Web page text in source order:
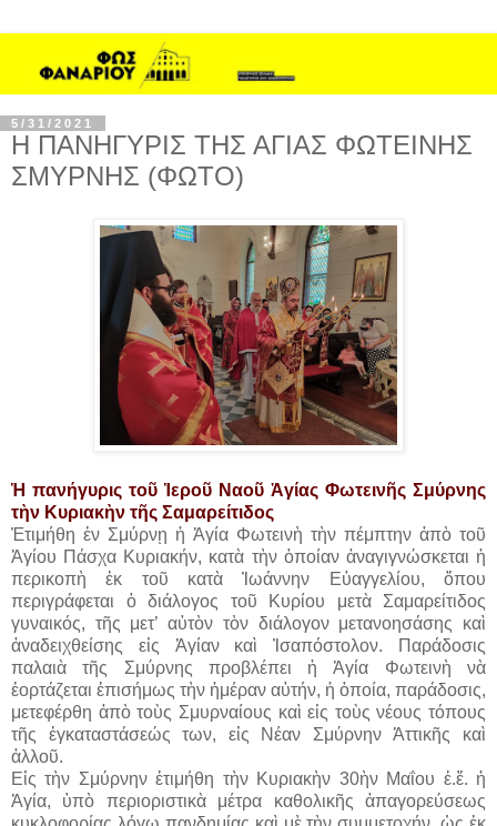
5/31/2021
Η ΠΑΝΗΓΥΡΙΣ ΤΗΣ ΑΓΙΑΣ ΦΩΤΕΙΝΗΣ
ΣΜΥΡΝΗΣ (ΦΩΤΟ)
Ἡ πανήγυρις τοῦ Ἱεροῦ Ναοῦ Ἁγίας Φωτεινῆς Σμύρνης
τὴν Κυριακὴν τῆς Σαμαρείτιδος
Ἐτιμήθη ἐν Σμύρνῃ ἡ Ἁγία Φωτεινὴ τὴν πέμπτην ἀπὸ τοῦ
Ἁγίου Πάσχα Κυριακήν, κατὰ τὴν ὁποίαν ἀναγιγνώσκεται ἡ
περικοπὴ ἐκ τοῦ κατὰ Ἰωάννην Εὐαγγελίου, ὅπου
περιγράφεται ὁ διάλογος τοῦ Κυρίου μετὰ Σαμαρείτιδος
γυναικός, τῆς μετ’ αὐτὸν τὸν διάλογον μετανοησάσης καὶ
ἀναδειχθείσης εἰς Ἁγίαν καὶ Ἰσαπόστολον. Παράδοσις
παλαιὰ τῆς Σμύρνης προβλέπει ἡ Ἁγία Φωτεινὴ νὰ
ἑορτάζεται ἐπισήμως τὴν ἡμέραν αὐτήν, ἡ ὁποία, παράδοσις,
μετεφέρθη ἀπὸ τοὺς Σμυρναίους καὶ εἰς τοὺς νέους τόπους
τῆς ἐγκαταστάσεώς των, εἰς Νέαν Σμύρνην Ἀττικῆς καὶ
ἀλλοῦ.
Εἰς τὴν Σμύρνην ἐτιμήθη τὴν Κυριακὴν 30ὴν Μαΐου ἐ.ἔ. ἡ
Ἁγία, ὑπὸ περιοριστικὰ μέτρα καθολικῆς ἀπαγορεύσεως